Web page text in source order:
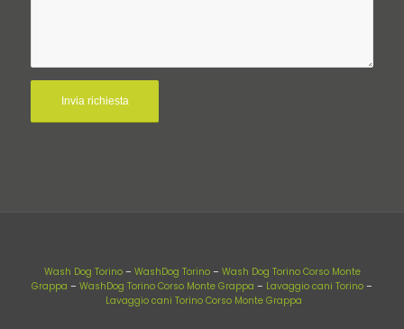
Wash Dog Torino– WashDog Torino– Wash Dog Torino Corso Monte
Grappa – WashDog Torino Corso Monte Grappa – Lavaggio cani Torino –
Lavaggio cani Torino Corso Monte Grappa